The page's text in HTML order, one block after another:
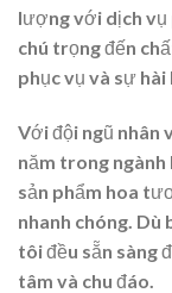
lượng với dịch vụ
chú trọng đến
phục vụ và sự hài
Với đội ngũ nhân
năm trong ngành
sản phẩm hoa
nhanh chóng. Dù
tôi đều sẵn sàng
tâm và chu đáo.